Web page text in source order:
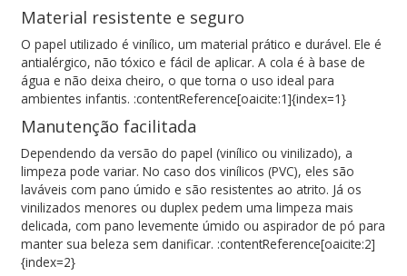
Material resistente e seguro
O papel utilizado é vinílico, um material prático e durável. Ele é
antialérgico, não tóxico e fácil de aplicar. A cola é à base de
gua e não deixa cheiro, o que torna o uso ideal para
ambientes infantis. :contentReference[oaicite:1]{index=1}
Manutenção facilitada
Dependendo da versão do papel (vinílico ou vinilizado), a
limpeza pode variar. No caso dos vinílicos (PVC), eles são
laváveis com pano úmido e são resistentes ao atrito. Já os
vinilizados menores ou duplex pedem uma limpeza mais
delicada, com pano levemente úmido ou aspirador de pó para
manter sua beleza sem danificar. :contentReference[oaicite:2]
{index=2}